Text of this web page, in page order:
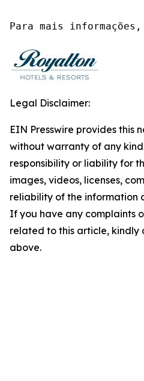
Para mais
Legal Disclaimer:
EIN Presswire provides this
without warranty of any
responsibility or liability for
images, videos, licenses,
reliability of the information
If you have any complaints
related to this article, kindly
above.